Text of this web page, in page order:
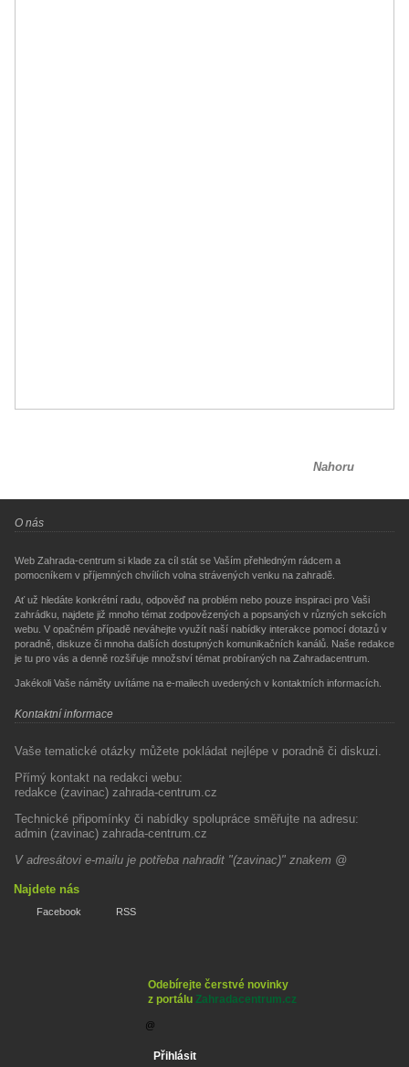
Nahoru
O nás
Web Zahrada-centrum si klade za cíl stát se Vaším přehledným rádcem a
pomocníkem v příjemných chvílích volna strávených venku na zahradě.
Ať už hledáte konkrétní radu, odpověď na problém nebo pouze inspiraci pro Vaši
zahrádku, najdete již mnoho témat zodpovězených a popsaných v různých sekcích
webu. V opačném případě neváhejte využít naší nabídky interakce pomocí dotazů v
poradně, diskuze či mnoha dalších dostupných komunikačních kanálů. Naše redakce
je tu pro vás a denně rozšiřuje množství témat probíraných na Zahradacentrum.
Jakékoli Vaše náměty uvítáme na e-mailech uvedených v kontaktních informacích.
Kontaktní informace
Vaše tematické otázky můžete pokládat nejlépe v poradně či diskuzi.
Přímý kontakt na redakci webu:
redakce (zavinac) zahrada-centrum.cz
Technické připomínky či nabídky spolupráce směřujte na adresu:
admin (zavinac) zahrada-centrum.cz
V adresátovi e-mailu je potřeba nahradit "(zavinac)" znakem @
Najdete nás
Facebook RSS
Odebírejte čerstvé novinky
z portálu Zahradacentrum.cz